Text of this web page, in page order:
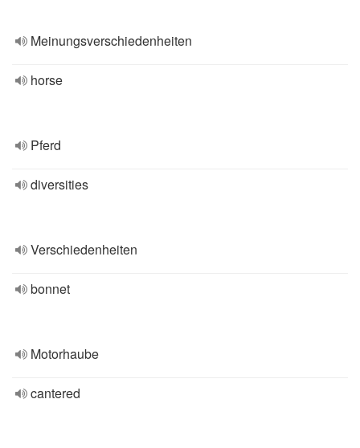
Meinungsverschiedenheiten
horse
Pferd
diversities
Verschiedenheiten
bonnet
Motorhaube
cantered